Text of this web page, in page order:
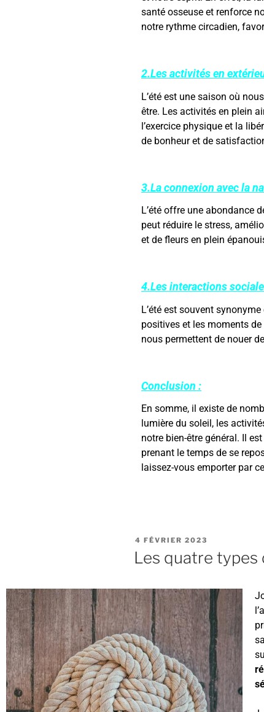
santé osseuse et renforce
notre rythme circadien,
2.Les activités en
L’été est une saison où
être. Les activités en plein
l’exercice physique et la
de bonheur et de
3.La connexion avec la
L’été offre une abondance
peut réduire le stress,
et de fleurs en plein
4.Les interactions
L’été est souvent
positives et les moments
nous permettent de nouer
Conclusion :
En somme, il existe de
lumière du soleil, les
notre bien-être général. Il
prenant le temps de se
laissez-vous emporter par
4 FÉVRIER 2023
Les quatre types